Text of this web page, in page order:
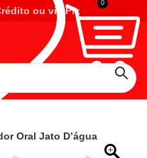
ou via Pix
0
Oral Jato D’água